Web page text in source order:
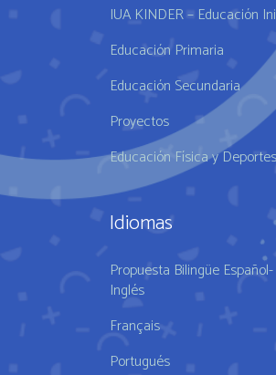
IUA KINDER – Educación
Educación Primaria
Educación Secundaria
Proyectos
Educación Física y Deportes
Idiomas
Propuesta Bilingüe Español-
Inglés
Français
Portugués